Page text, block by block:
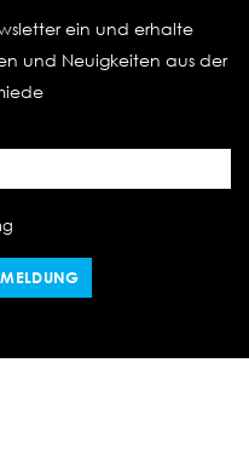
ein und erhalte
und Neuigkeiten aus der